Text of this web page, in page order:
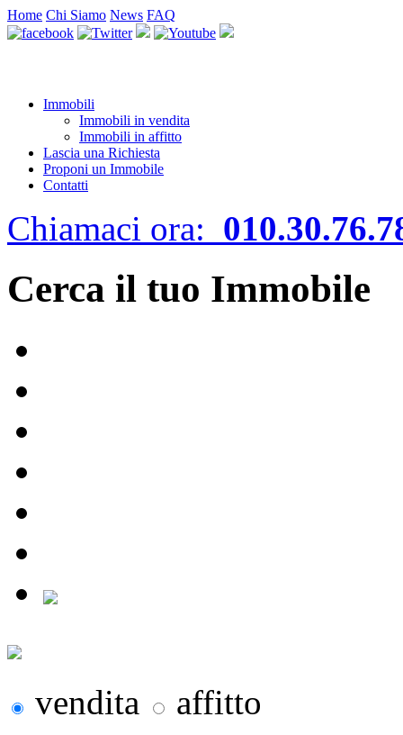
Home Chi Siamo News FAQ
Immobili
Immobili in vendita
Immobili in affitto
Lascia una Richiesta
Proponi un Immobile
Contatti
Chiamaci ora:
Cerca il tuo Immobile
vendita affitto